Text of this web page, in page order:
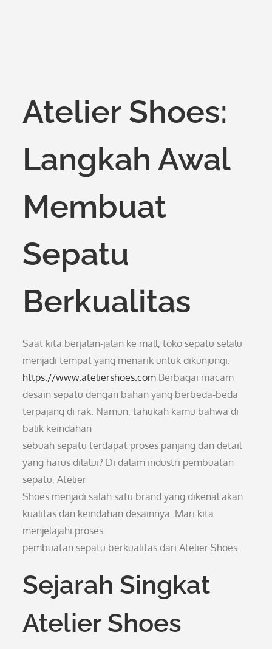
Atelier Shoes:
Langkah Awal
Membuat
Sepatu
Berkualitas
Saat kita berjalan-jalan ke mall, toko sepatu selalu
menjadi tempat yang menarik untuk dikunjungi.
https://www.ateliershoes.com Berbagai macam
desain sepatu dengan bahan yang berbeda-beda
terpajang di rak. Namun, tahukah kamu bahwa di
balik keindahan
sebuah sepatu terdapat proses panjang dan detail
yang harus dilalui? Di dalam industri pembuatan
sepatu, Atelier
Shoes menjadi salah satu brand yang dikenal akan
kualitas dan keindahan desainnya. Mari kita
menjelajahi proses
pembuatan sepatu berkualitas dari Atelier Shoes.
Sejarah Singkat
Atelier Shoes